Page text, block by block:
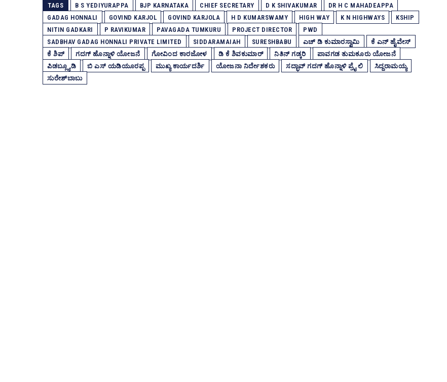
TAGS B S YEDIYURAPPA BJP KARNATAKA CHIEF SECRETARY D K SHIVAKUMAR
DR H C MAHADEAPPA
GADAG HONNALI
GOVIND KARJOL GOVIND KARJOLA H D KUMARSWAMY HIGH WAY K N HIGHWAYS
KSHIP
NITIN GADKARI
P RAVIKUMAR PAVAGADA TUMKURU PROJECT DIRECTOR
PWD
SADBHAV GADAG HONNALI PRIVATE LIMITED
SIDDARAMAIAH SURESHBABU ಎಚ್‌ ಡಿ ಕುಮಾರಸ್ವಾಮಿ
ಕೆ ಎನ್‌ ಹೈವೇಸ್‌
ಕೆ ಶಿಪ್‌
ಗದಗ್‌ ಹೊನ್ನಾಳಿ ಯೋಜನೆ ಗೋವಿಂದ ಕಾರಜೋಳ ಡಿ ಕೆ ಶಿವಕುಮಾರ್ ನಿತಿನ್‌ ಗಡ್ಕರಿ
ಪಾವಗಡ ತುಮಕೂರು ಯೋಜನೆ
ಪಿಡಬ್ಲ್ಯೂಡಿ
ಬಿ ಎಸ್‌ ಯಡಿಯೂರಪ್ಪ ಮುಖ್ಯ ಕಾರ್ಯದರ್ಶಿ ಯೋಜನಾ ನಿರ್ದೇಶಕರು ಸದ್ಭಾವ್‌ ಗದಗ್‌ ಹೊನ್ನಾಳಿ ಪ್ರೈ ಲಿ
ಸಿದ್ದರಾಮಯ್ಯ
ಸುರೇಶ್‌ಬಾಬು